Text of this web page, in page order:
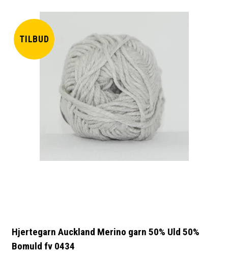
TILBUD
Hjertegarn Auckland Merino garn 50% Uld 50%
Bomuld fv 0434